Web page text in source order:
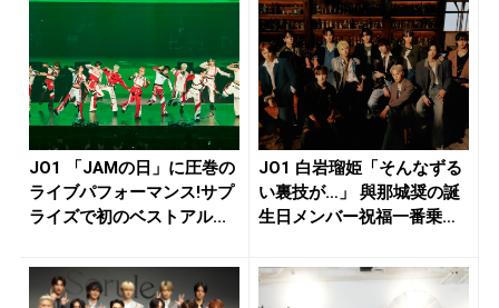
JO1 「JAMの日」に圧巻の
ライブパフォーマンス!サプ
ライズで初のベストアル...
JO1 白岩瑠姫「そんなずる
い裏技が…」 與那城奨の誕
生日メンバー祝福一番乗り